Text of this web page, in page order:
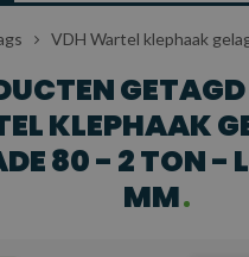
VDH Wartel klephaak gelagerd -
KLEPHAAK
80 - 2 TON -
MM